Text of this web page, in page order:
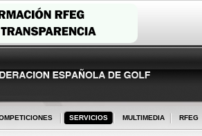
SERVICIOS MULTIMEDIA RFEG